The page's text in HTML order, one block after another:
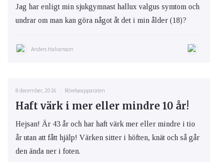
Jag har enligt min sjukgymnast hallux valgus symtom och
undrar om man kan göra något åt det i min ålder (18)?
Anders Halvarsson
8 december, 2016 Rörelseapparaten
Haft värk i mer eller mindre 10 år!
Hejsan! Är 43 år och har haft värk mer eller mindre i tio
år utan att fått hjälp! Värken sitter i höften, knät och så går
den ända ner i foten.